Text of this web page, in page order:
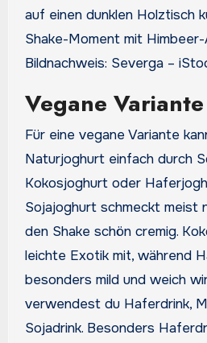
Shake-Moment mit
Bildnachweis: Severga –
Vegane Variante
Für eine vegane Variante
Naturjoghurt einfach durch
Kokosjoghurt oder
Sojajoghurt schmeckt meist
den Shake schön cremig.
leichte Exotik mit, während
besonders mild und weich
verwendest du Haferdrink,
Sojadrink. Besonders